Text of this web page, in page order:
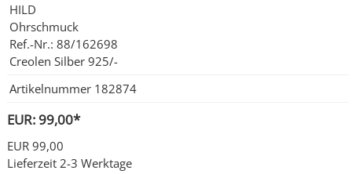
HILD
Ohrschmuck
Ref.-Nr.: 88/162698
Creolen Silber 925/-
Artikelnummer182874
EUR: 99,00*
EUR 99,00
Lieferzeit 2-3 Werktage